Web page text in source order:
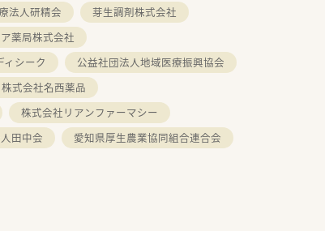
法人研精会
芽生調剤株式会社
薬局株式会社
ィシーク
公益社団法人地域医療振興協会
株式会社名西薬品
株式会社リアンファーマシー
田中会
愛知県厚生農業協同組合連合会